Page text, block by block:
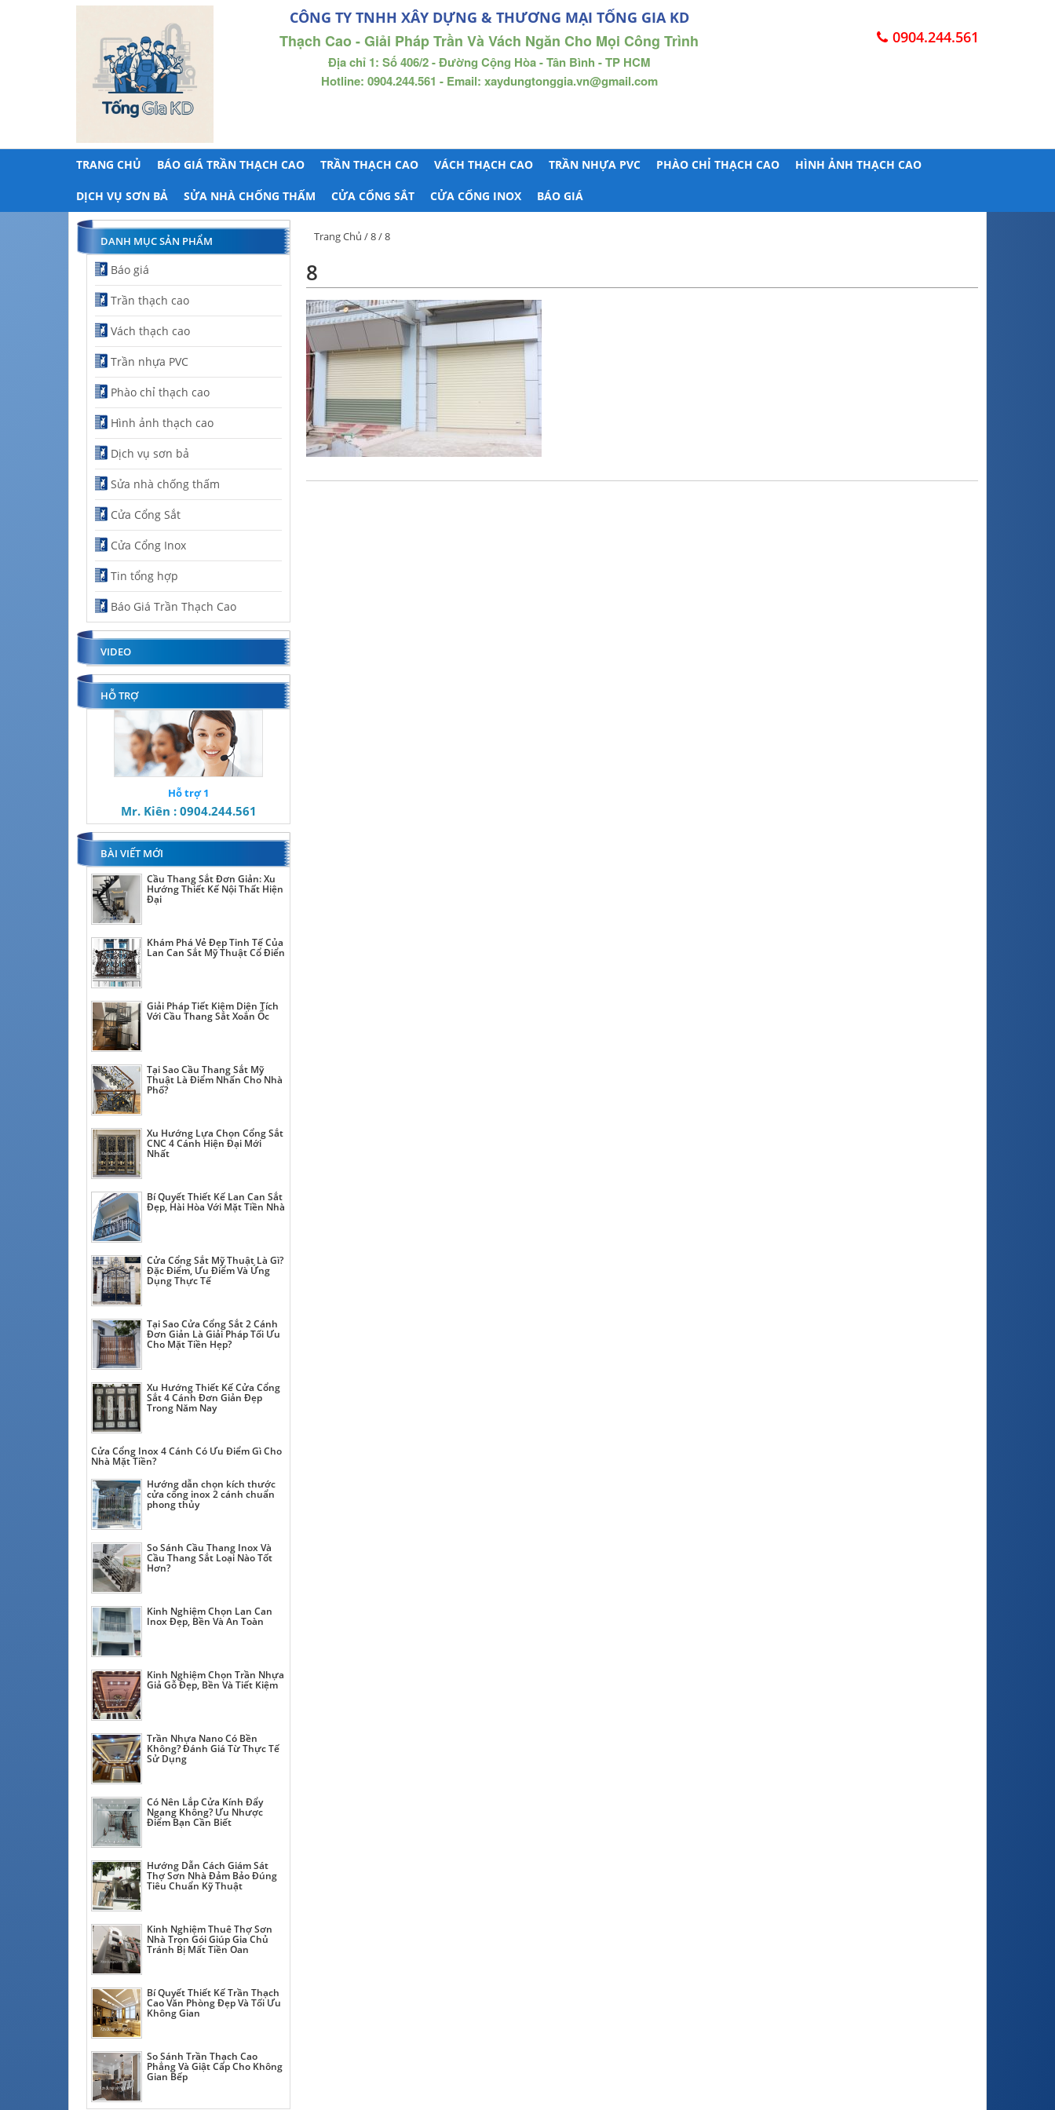
CÔNG TY TNHH XÂY DỰNG & THƯƠNG MẠI TỐNG GIA KD
Thạch Cao - Giải Pháp Trần Và Vách Ngăn Cho Mọi Công Trình
Địa chỉ 1: Số 406/2 - Đường Cộng Hòa - Tân Bình - TP HCM
Hotline: 0904.244.561 - Email: xaydungtonggia.vn@gmail.com
0904.244.561
TRANG CHỦ BÁO GIÁ TRẦN THẠCH CAO TRẦN THẠCH CAO VÁCH THẠCH CAO TRẦN NHỰA PVC PHÀO CHỈ THẠCH CAO HÌNH ẢNH THẠCH CAO
DỊCH VỤ SƠN BẢ SỬA NHÀ CHỐNG THẤM CỬA CỔNG SẮT CỬA CỔNG INOX BÁO GIÁ
Trang Chủ /8/ 8
8
DANH MỤC SẢN PHẨM
Báo giá
Trần thạch cao
Vách thạch cao
Trần nhựa PVC
Phào chỉ thạch cao
Hình ảnh thạch cao
Dịch vụ sơn bả
Sửa nhà chống thấm
Cửa Cổng Sắt
Cửa Cổng Inox
Tin tổng hợp
Báo Giá Trần Thạch Cao
VIDEO
HỖ TRỢ
Hỗ trợ 1
Mr. Kiên : 0904.244.561
BÀI VIẾT MỚI
Cầu Thang Sắt Đơn Giản: Xu
Hướng Thiết Kế Nội Thất Hiện
Đại
Khám Phá Vẻ Đẹp Tinh Tế Của
Lan Can Sắt Mỹ Thuật Cổ Điển
Giải Pháp Tiết Kiệm Diện Tích
Với Cầu Thang Sắt Xoắn Ốc
Tại Sao Cầu Thang Sắt Mỹ
Thuật Là Điểm Nhấn Cho Nhà
Phố?
Xu Hướng Lựa Chọn Cổng Sắt
CNC 4 Cánh Hiện Đại Mới
Nhất
Bí Quyết Thiết Kế Lan Can Sắt
Đẹp, Hài Hòa Với Mặt Tiền Nhà
Cửa Cổng Sắt Mỹ Thuật Là Gì?
Đặc Điểm, Ưu Điểm Và Ứng
Dụng Thực Tế
Tại Sao Cửa Cổng Sắt 2 Cánh
Đơn Giản Là Giải Pháp Tối Ưu
Cho Mặt Tiền Hẹp?
Xu Hướng Thiết Kế Cửa Cổng
Sắt 4 Cánh Đơn Giản Đẹp
Trong Năm Nay
Cửa Cổng Inox 4 Cánh Có Ưu Điểm Gì Cho
Nhà Mặt Tiền?
Hướng dẫn chọn kích thước
cửa cổng inox 2 cánh chuẩn
phong thủy
So Sánh Cầu Thang Inox Và
Cầu Thang Sắt Loại Nào Tốt
Hơn?
Kinh Nghiệm Chọn Lan Can
Inox Đẹp, Bền Và An Toàn
Kinh Nghiệm Chọn Trần Nhựa
Giả Gỗ Đẹp, Bền Và Tiết Kiệm
Trần Nhựa Nano Có Bền
Không? Đánh Giá Từ Thực Tế
Sử Dụng
Có Nên Lắp Cửa Kính Đẩy
Ngang Không? Ưu Nhược
Điểm Bạn Cần Biết
Hướng Dẫn Cách Giám Sát
Thợ Sơn Nhà Đảm Bảo Đúng
Tiêu Chuẩn Kỹ Thuật
Kinh Nghiệm Thuê Thợ Sơn
Nhà Trọn Gói Giúp Gia Chủ
Tránh Bị Mất Tiền Oan
Bí Quyết Thiết Kế Trần Thạch
Cao Văn Phòng Đẹp Và Tối Ưu
Không Gian
So Sánh Trần Thạch Cao
Phẳng Và Giật Cấp Cho Không
Gian Bếp